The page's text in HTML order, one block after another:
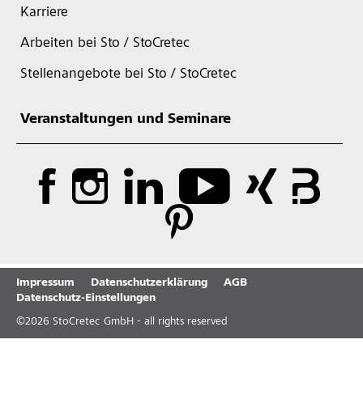
Karriere
Arbeiten bei Sto / StoCretec
Stellenangebote bei Sto / StoCretec
Veranstaltungen und Seminare
Impressum Datenschutzerklärung
AGB
Datenschutz-Einstellungen
©2026 StoCretec GmbH - all rights reserved